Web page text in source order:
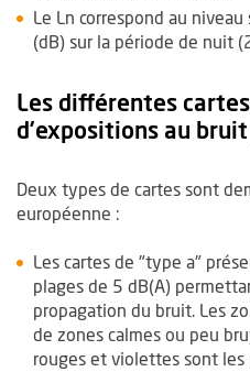
Le Ln correspond au
(dB) sur la période de nuit
Les différentes
d’expositions au
Deux types de cartes sont
européenne :
Les cartes de "type a"
plages de 5 dB(A)
propagation du bruit. Les
de zones calmes ou peu
rouges et violettes sont les